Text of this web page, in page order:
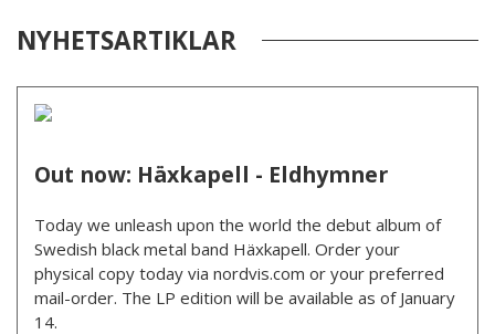
NYHETSARTIKLAR
Out now: Häxkapell - Eldhymner
Today we unleash upon the world the debut album of
Swedish black metal band Häxkapell. Order your
physical copy today via nordvis.com or your preferred
mail-order. The LP edition will be available as of January
14.